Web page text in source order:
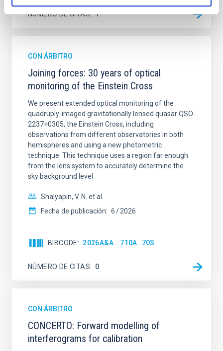
NÚMERO DE CITAS 1
CON ÁRBITRO
Joining forces: 30 years of optical
monitoring of the Einstein Cross
We present extended optical monitoring of the
quadruply-imaged gravitationally lensed quasar QSO
2237+0305, the Einstein Cross, including
observations from different observatories in both
hemispheres and using a new photometric
technique. This technique uses a region far enough
from the lens system to accurately determine the
sky background level
Shalyapin, V. N. et al.
Fecha de publicación: 6 2026
BIBCODE 2026A&A...710A..70S
NÚMERO DE CITAS 0
CON ÁRBITRO
CONCERTO: Forward modelling of
interferograms for calibration